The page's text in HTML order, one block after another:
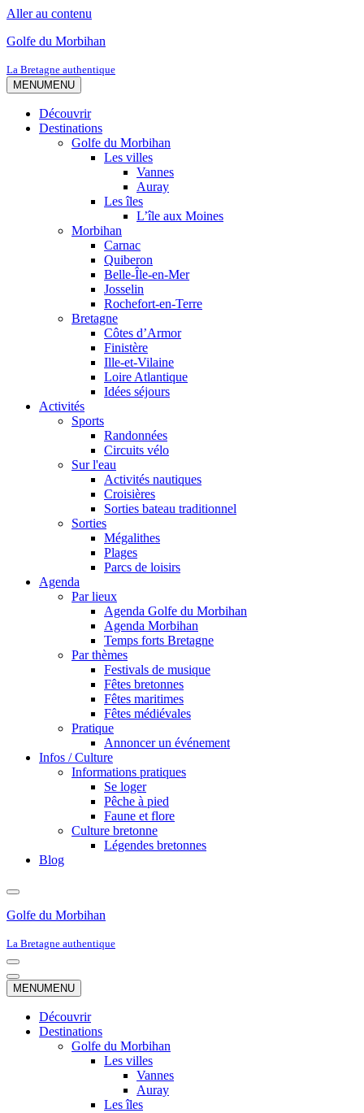
Aller au contenu
Golfe du Morbihan
La Bretagne authentique
MENUMENU
Découvrir
Destinations
Golfe du Morbihan
Les villes
Vannes
Auray
Les îles
L’île aux Moines
Morbihan
Carnac
Quiberon
Belle-Île-en-Mer
Josselin
Rochefort-en-Terre
Bretagne
Côtes d’Armor
Finistère
Ille-et-Vilaine
Loire Atlantique
Idées séjours
Activités
Sports
Randonnées
Circuits vélo
Sur l'eau
Activités nautiques
Croisières
Sorties bateau traditionnel
Sorties
Mégalithes
Plages
Parcs de loisirs
Agenda
Par lieux
Agenda Golfe du Morbihan
Agenda Morbihan
Temps forts Bretagne
Par thèmes
Festivals de musique
Fêtes bretonnes
Fêtes maritimes
Fêtes médiévales
Pratique
Annoncer un événement
Infos / Culture
Informations pratiques
Se loger
Pêche à pied
Faune et flore
Culture bretonne
Légendes bretonnes
Blog
Golfe du Morbihan
La Bretagne authentique
Menu
de
navigation
Menu
de
MENUMENU
Découvrir
Destinations
Golfe du Morbihan
Les villes
Vannes
Auray
Les îles